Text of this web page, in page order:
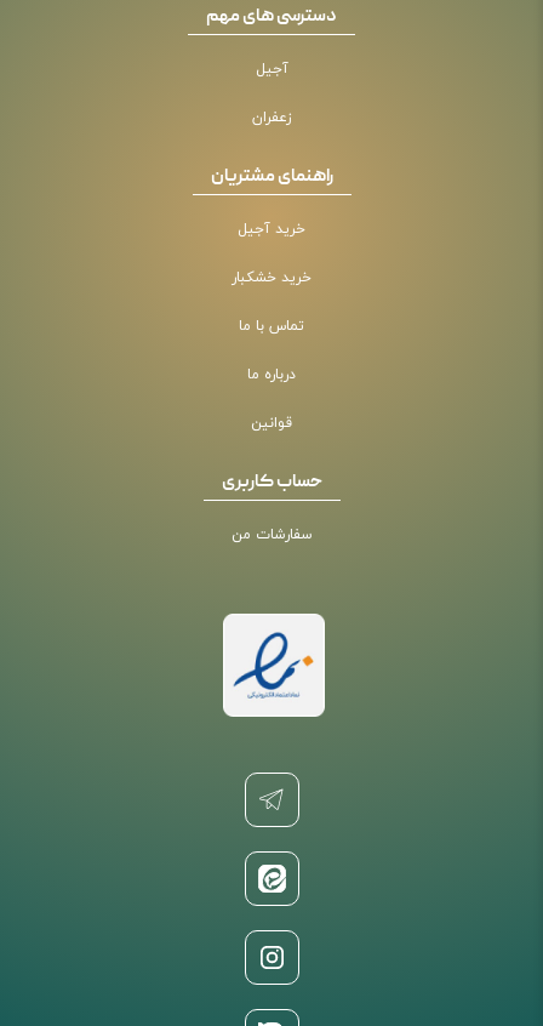
دسترسی های مهم
آجیل
زعفران
راهنمای مشتریان
خرید آجیل
خرید خشکبار
تماس با ما
درباره ما
قوانین
حساب کاربری
سفارشات من